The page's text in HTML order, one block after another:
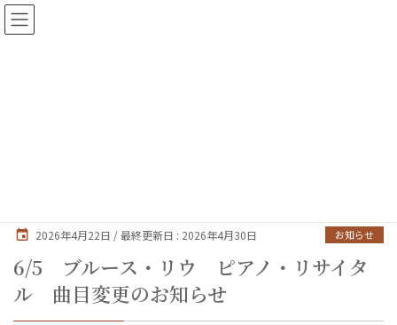
2026年4月22日 / 最終更新日 : 2026年4月30日 お知らせ
6/5 ブルース・リウ ピアノ・リサイタ
ル 曲目変更のお知らせ